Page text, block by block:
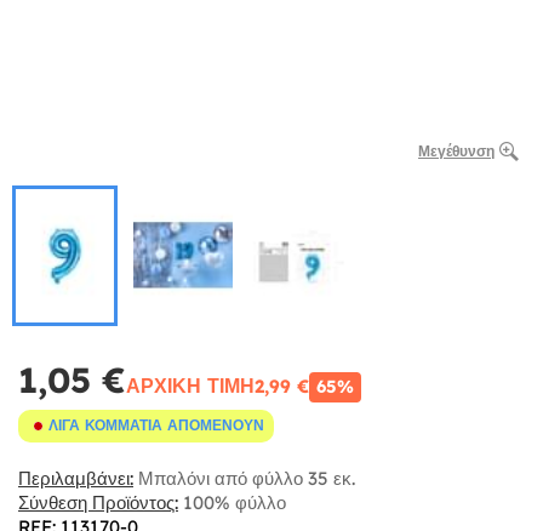
Μεγέθυνση
1,05 €ΑΡΧΙΚΉ ΤΙΜΉ2,99 € 65%
ΛΊΓΑ ΚΟΜΜΆΤΙΑ ΑΠΟΜΈΝΟΥΝ
Περιλαμβάνει: Μπαλόνι από φύλλο 35 εκ.
Σύνθεση Προϊόντος: 100% φύλλο
REF: 113170-0